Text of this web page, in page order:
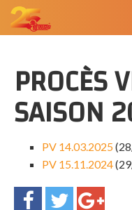
PROCÈS
SAISON
PV 14.03.2025
PV 15.11.2024